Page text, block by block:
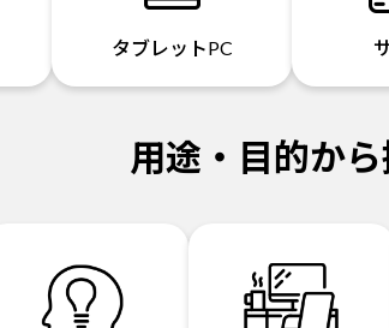
タブレットPC
用途・目的か